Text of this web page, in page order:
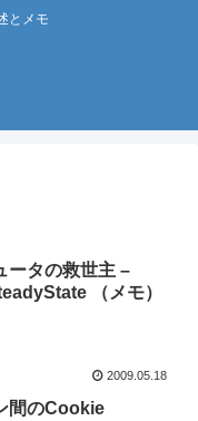
とメモ
ータの救世主 –
（メモ）
2009.05.18
間のCookie